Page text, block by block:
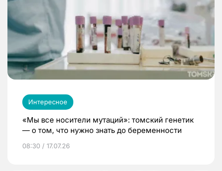
Интересное
«Мы все носители мутаций»: томский генетик
— о том, что нужно знать до беременности
08:30 / 17.07.26